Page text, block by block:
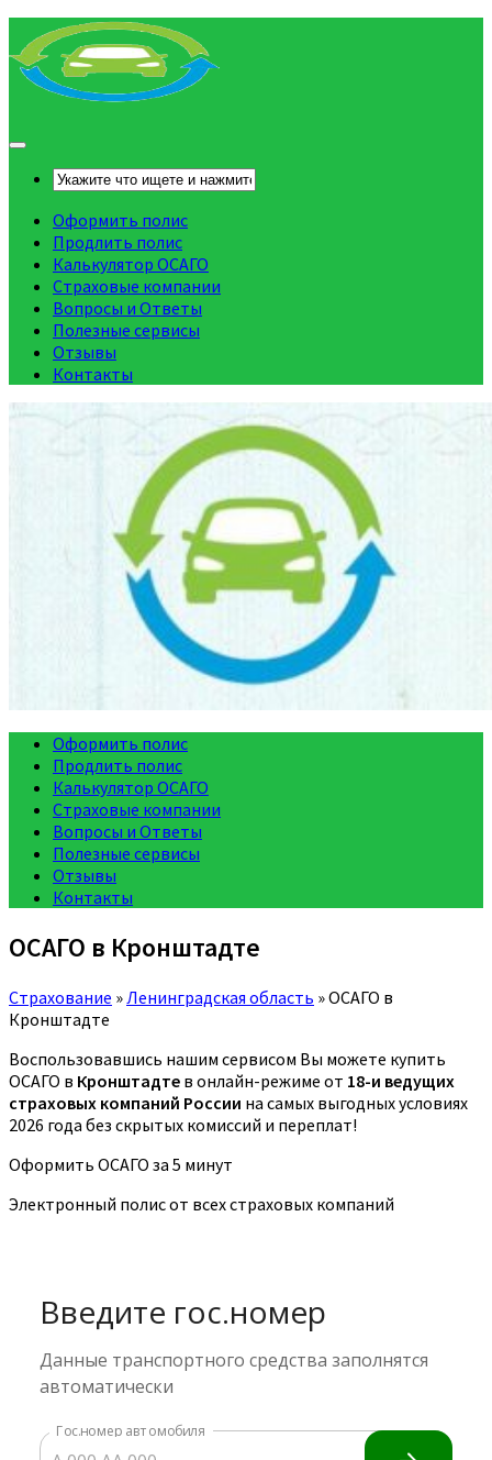
Оформить полис
Продлить полис
Калькулятор ОСАГО
Страховые компании
Вопросы и Ответы
Полезные сервисы
Отзывы
Контакты
Оформить полис
Продлить полис
Калькулятор ОСАГО
Страховые компании
Вопросы и Ответы
Полезные сервисы
Отзывы
Контакты
ОСАГО в Кронштадте
Страхование » Ленинградская область »ОСАГО в
Кронштадте
Воспользовавшись нашим сервисом Вы можете купить
ОСАГО в Кронштадте в онлайн-режиме от 18-и ведущих
страховых компаний России на самых выгодных условиях
2026 года без скрытых комиссий и переплат!
Оформить ОСАГО за 5 минут
Электронный полис от всех страховых компаний